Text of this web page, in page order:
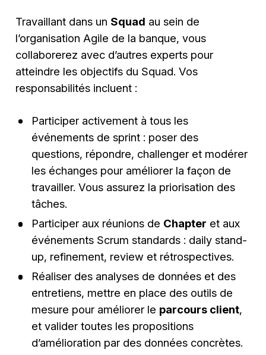
Travaillant dans un Squad au sein de
l’organisation Agile de la banque, vous
collaborerez avec d’autres experts pour
atteindre les objectifs du Squad. Vos
responsabilités incluent :
Participer activement à tous les
événements de sprint : poser des
questions, répondre, challenger et modérer
les échanges pour améliorer la façon de
travailler. Vous assurez la priorisation des
tâches.
Participer aux réunions de Chapter et aux
événements Scrum standards : daily stand-
up, refinement, review et rétrospectives.
Réaliser des analyses de données et des
entretiens, mettre en place des outils de
mesure pour améliorer le parcours client,
et valider toutes les propositions
d’amélioration par des données concrètes.